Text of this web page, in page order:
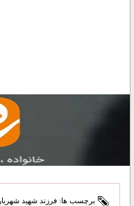
برچسب ها: فرزند شهید